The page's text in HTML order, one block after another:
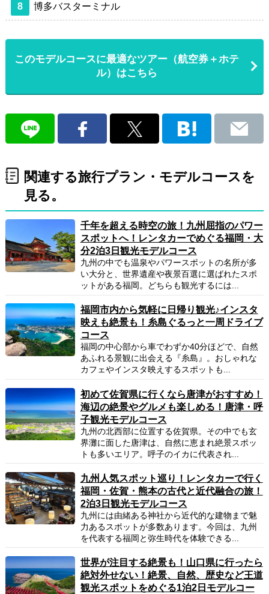
8 博多バスターミナル
このモデルコースに最適なツアー（航空券＋ホテ
ル）はこちら
関連する旅行プラン・モデルコースを
見る。
千年を超える時空の旅！九州屈指のパワー
スポットへ！レンタカーでめぐる福岡・大
分2泊3日観光モデルコース
九州の中でも温泉やパワースポットの名所が多
い大分と、世界遺産や夜景百選に選ばれたスポ
ットがある福岡。どちらも観光するには...
福岡市内から気軽に日帰り観光♪インスタ
映えも絶景も！糸島ぐるっと一周ドライブ
コース
福岡の中心部から車でわずか40分ほどで、自然
あふれる景観に出会える『糸島』。おしゃれな
カフェやインスタ映えするスポットも...
初めて佐賀県に行くなら唐津がおすすめ！
海辺の絶景やグルメも楽しめる！唐津・呼
子観光モデルコース
九州の北西部に位置する佐賀県。その中でも玄
界灘に面した唐津は、自然に恵まれ絶景スポッ
トも多いエリア。呼子のイカに代表され...
九州人気スポット巡り！レンタカーで行く
福岡・佐賀・熊本の古代と近代融合の旅！
2泊3日観光モデルコース
九州には由緒ある神社から近代的な建物まで魅
力あるスポットが多数あります。今回は、九州
を代表する福岡と弥生時代を体験できる...
世界が注目する絶景も！山口県に行ったら
絶対外せない！絶景、自然、歴史など王道
観光スポットをめぐる1泊2日モデルコー